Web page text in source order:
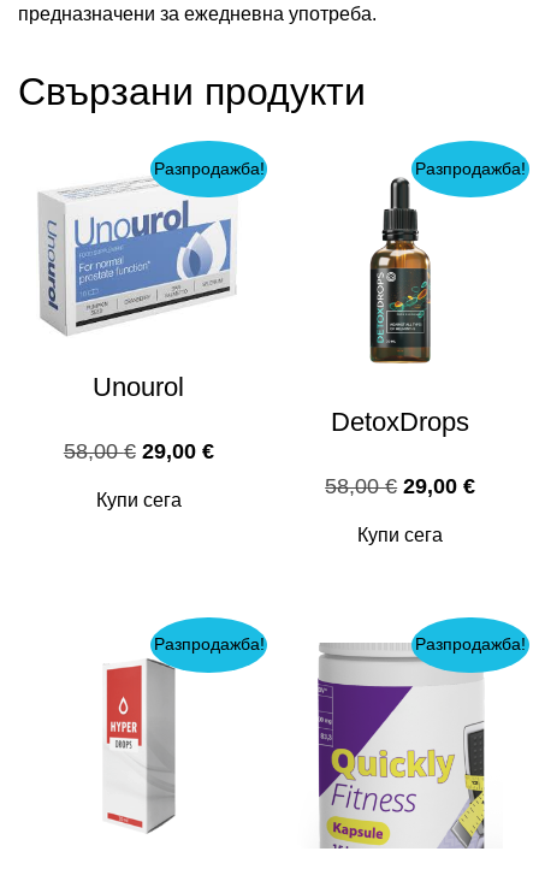
предназначени за ежедневна употреба.
Свързани продукти
Разпродажба!
Unourol
58,00€ Original
29,00 €Текущата
Купи сега
Разпродажба!
DetoxDrops
58,00€ Original
was:
29,00€
Купи сега
Разпродажба! Разпродажба!